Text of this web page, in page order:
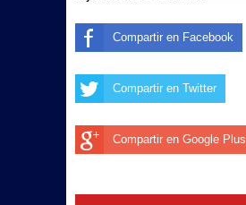
Compartir en Facebook
Compartir en Twitter
Compartir en Google Plus